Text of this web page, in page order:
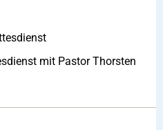
mit Pastor Thorsten